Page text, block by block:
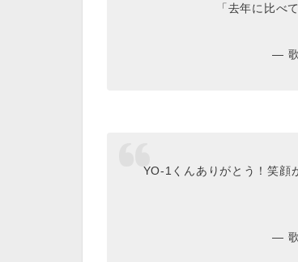
「去年に比べ
—
YO-1くんありがとう！笑顔
—